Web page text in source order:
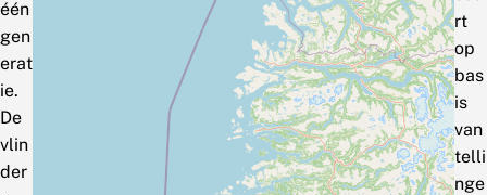
één
gen
erat
ie.
De
vlin
der
rt
op
bas
is
van
telli
nge